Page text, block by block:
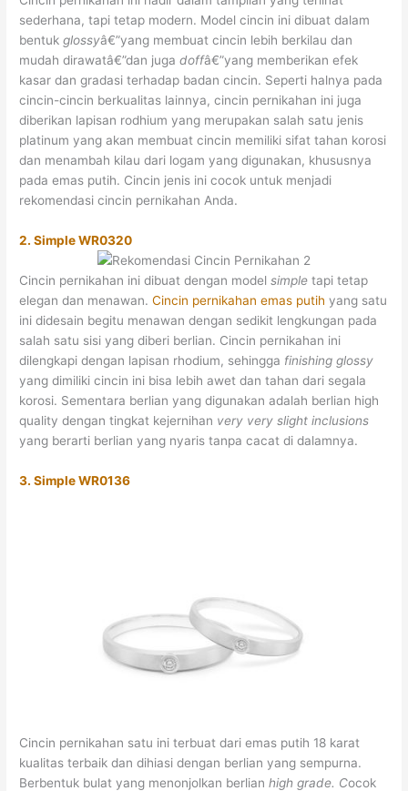
sederhana, tapi tetap modern. Model cincin ini dibuat dalam
bentukglossyâ€”yang membuat cincin lebih berkilau dan
mudah dirawatâ€”dan jugadoffâ€”yang memberikan efek
kasar dan gradasi terhadap badan cincin. Seperti halnya pada
cincin-cincin berkualitas lainnya, cincin pernikahan ini juga
diberikan lapisan rodhium yang merupakan salah satu jenis
platinum yang akan membuat cincin memiliki sifat tahan korosi
dan menambah kilau dari logam yang digunakan, khususnya
pada emas putih. Cincin jenis ini cocok untuk menjadi
rekomendasi cincin pernikahan Anda.
2. Simple WR0320
Cincin pernikahan ini dibuat dengan modelsimple tapi tetap
elegan dan menawan.Cincin pernikahan emas putih yang satu
ini didesain begitu menawan dengan sedikit lengkungan pada
salah satu sisi yang diberi berlian. Cincin pernikahan ini
dilengkapi dengan lapisan rhodium, sehingga finishing glossy
yang dimiliki cincin ini bisa lebih awet dan tahan dari segala
korosi. Sementara berlian yang digunakan adalah berlian high
quality dengan tingkat kejernihan very very slight inclusions
yang berarti berlian yang nyaris tanpa cacat di dalamnya.
3. Simple WR0136
Cincin pernikahan satu ini terbuat dari emas putih 18 karat
kualitas terbaik dan dihiasi dengan berlian yang sempurna.
Berbentuk bulat yang menonjolkan berlianhigh grade. Cocok